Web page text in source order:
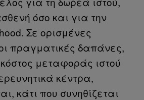
όσο και για την
Σε ορισμένες
πραγματικές δαπάνες,
μεταφοράς ιστού
κέντρα,
κάτι που συνηθίζεται